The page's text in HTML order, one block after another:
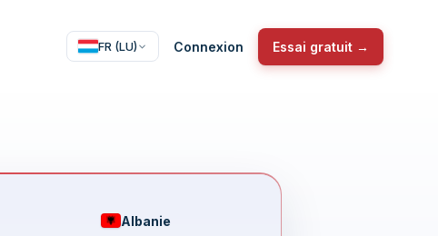
FR (LU) Connexion Essai gratuit →
Albanie